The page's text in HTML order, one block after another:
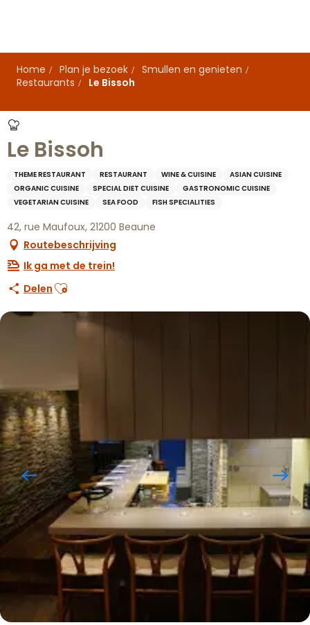
principal
Home
Plan je bezoek
Smullen en genieten
Restaurants
Le Bissoh
Le Bissoh
THEME RESTAURANT RESTAURANT WINE & CUISINE
ASIAN CUISINE
ORGANIC CUISINE
SPECIAL DIET CUISINE
GASTRONOMIC CUISINE
VEGETARIAN CUISINE
SEA FOOD FISH SPECIALITIES
42, rue Maufoux, 21200 Beaune
Routebeschrijving
Ik ga met de trein!
Delen Ajouter aux favoris